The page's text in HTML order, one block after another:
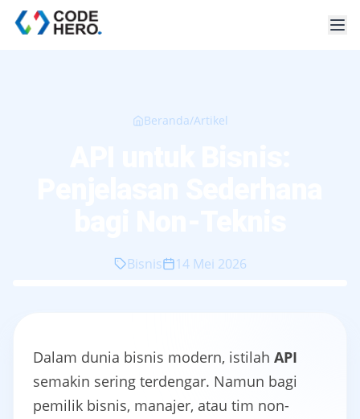
Beranda/Artikel
Bisnis 14 Mei 2026
Dalam dunia bisnis modern, istilah API
semakin sering terdengar. Namun bagi
pemilik bisnis, manajer, atau tim non-